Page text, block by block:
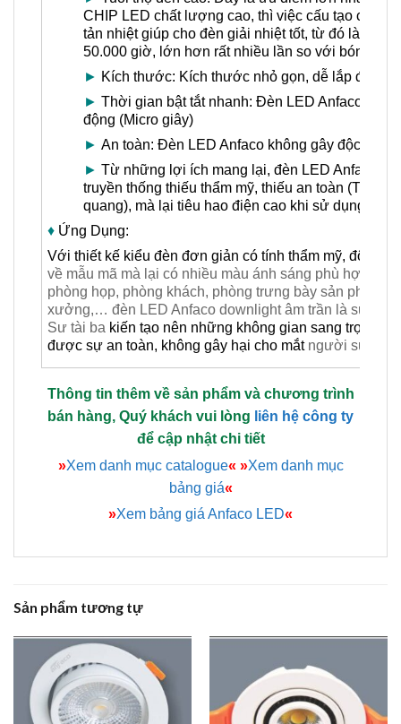
CHIP LED chất lượng cao, thì việc cấu tạo của
tản nhiệt giúp cho đèn giải nhiệt tốt, từ đó làm
50.000 giờ, lớn hơn rất nhiều lần so với bóng
► Kích thước: Kích thước nhỏ gọn, dễ lắp đặt
► Thời gian bật tắt nhanh: Đèn LED Anfaco có
động (Micro giây)
► An toàn: Đèn LED Anfaco không gây độc hại,
► Từ những lợi ích mang lại, đèn LED Anfaco là
truyền thống thiếu thẩm mỹ, thiếu an toàn (Thậm
quang), mà lại tiêu hao điện cao khi sử dụng
♦ Ứng Dụng:
Với thiết kế kiểu đèn đơn giản có tính thẩm mỹ, độ
về mẫu mã mà lại có nhiều màu ánh sáng phù hợp
phòng họp, phòng khách, phòng trưng bày sản phẩm,
xưởng,… đèn LED Anfaco downlight âm trần là sự lựa
Sư tài ba kiến tạo nên những không gian sang trọng,
được sự an toàn, không gây hại cho mắt người sử
Thông tin thêm về sản phẩm và chương trình
bán hàng, Quý khách vui lòng liên hệ công ty
để cập nhật chi tiết
»Xem danh mục catalogue« »Xem danh mục
bảng giá«
»Xem bảng giá Anfaco LED«
Sản phẩm tương tự